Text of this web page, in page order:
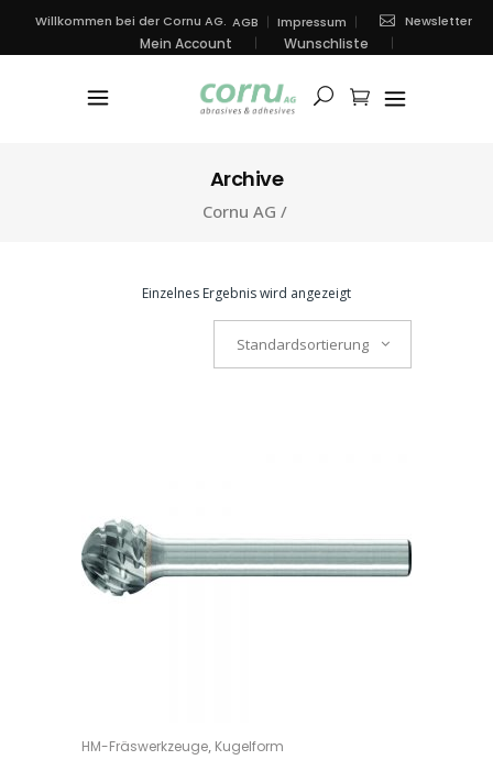
Willkommen bei der Cornu AG. AGB Impressum Newsletter
Mein Account Wunschliste
Archive
Cornu AG /
Einzelnes Ergebnis wird angezeigt
Standardsortierung
OPTIONS
HM-Fräswerkzeuge, Kugelform